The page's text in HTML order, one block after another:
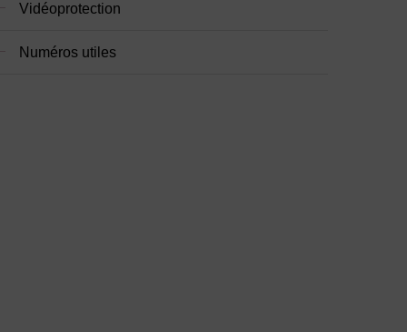
Vidéoprotection
Numéros utiles